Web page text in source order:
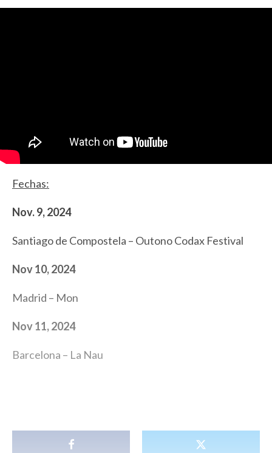
Fechas:
Nov. 9, 2024
Santiago de Compostela – Outono Codax Festival
Nov 10, 2024
Madrid – Mon
Nov 11, 2024
Barcelona – La Nau